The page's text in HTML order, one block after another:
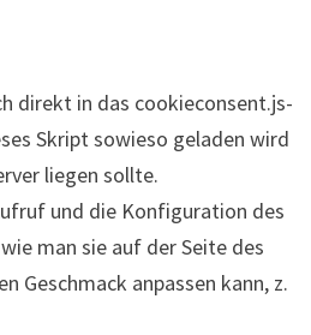
direkt in das cookieconsent.js-
Skript sowieso geladen wird
liegen sollte.
und die Konfiguration des
man sie auf der Seite des
Geschmack anpassen kann, z.